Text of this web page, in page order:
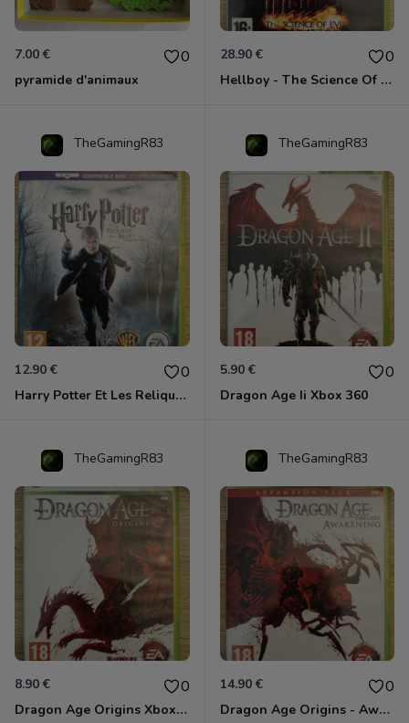
7.00 € 0
pyramide d'animaux
28.90 € 0
Hellboy - The Science Of Evil Xbox 360
TheGamingR83
12.90 € 0
Harry Potter Et Les Reliques De La Mort - 1ère Partie Xbox 360
TheGamingR83
5.90 € 0
Dragon Age Ii Xbox 360
TheGamingR83
8.90 € 0
Dragon Age Origins Xbox 360
TheGamingR83
14.90 € 0
Dragon Age Origins - Awakening Xbox 360